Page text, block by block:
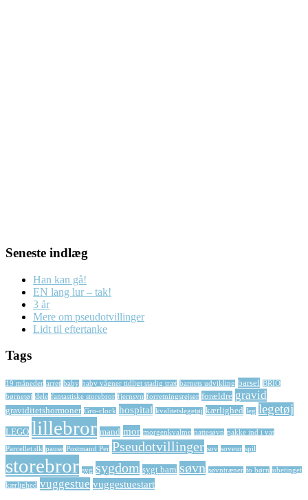
Seneste indlæg
Han kan gå!
EN lang lur – tak!
3 år
Mere om pseudotvillinger
Lidt til eftertanke
Tags
19 måneder arret baby baby vågner tidligt stadig træt barnets udvikling barsel BRIO
børnetøj dele fantastiske storebror fjernsyn forretningsrejser forældre gravid
graviditetshormoner Gro-clock hospital kvalitetslegetøj kærlighed leg legetøj
LEGO lillebror mand mor morgenkvalme nattesøvn pakke ind i vat
Parcellet.dk pause Postmand Per Pseudotvillinger sov soveur spil
storebror syg sygdom sygt barn søvn søvntræner to børn ubetinget
kærlighed vuggestue vuggestuestart